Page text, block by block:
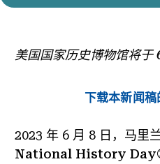
美国国家历史博物馆将于
下载本新闻
2023 年 6 月 8 日，马里
National History